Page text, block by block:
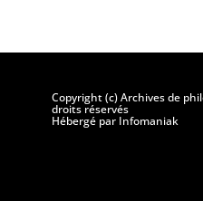
Copyright (c) Archives de
droits réservés
Hébergé par Infomaniak